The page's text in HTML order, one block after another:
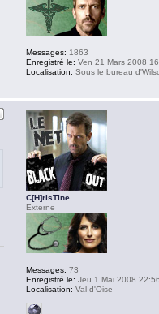
Messages: 1863
Enregistré le: Ven 21 Mars 2008
Localisation: Sous le bureau
C[H]risTine
Externe
Messages: 73
Enregistré le: Jeu 1 Mai 2008 22:56
Localisation: Val-d'Oise